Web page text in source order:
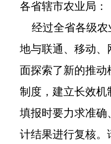
各省辖市农业局：
经过全省各级农
地与联通、移动
面探索了新的推
制度，建立长效
填报时要力求准
计结果进行复核。